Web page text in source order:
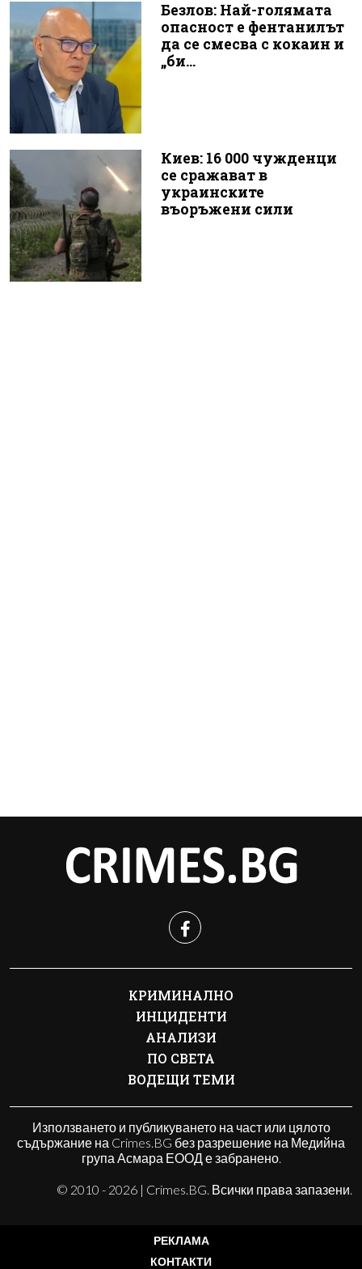
Безлов: Най-голямата
опасност е фентанилът
да се смесва с кокаин и
„би...
Киев: 16 000 чужденци
се сражават в
украинските
въоръжени сили
КРИМИНАЛНО
ИНЦИДЕНТИ
АНАЛИЗИ
ПО СВЕТА
ВОДЕЩИ ТЕМИ
Използването и публикуването на част или цялото
съдържание на Crimes.BG без разрешение на Медийна
група Асмара ЕООД е забранено.
© 2010 - 2026 | Crimes.BG. Всички права запазени.
РЕКЛАМА
КОНТАКТИ